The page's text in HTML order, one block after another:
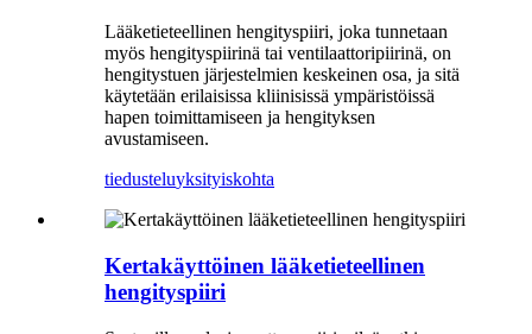
Lääketieteellinen hengityspiiri, joka tunnetaan
myös hengityspiirinä tai ventilaattoripiirinä, on
hengitystuen järjestelmien keskeinen osa, ja sitä
käytetään erilaisissa kliinisissä ympäristöissä
hapen toimittamiseen ja hengityksen
avustamiseen.
tiedusteluyksityiskohta
Kertakäyttöinen lääketieteellinen
hengityspiiri